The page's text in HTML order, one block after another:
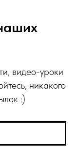
видео-уроки
никакого
:)